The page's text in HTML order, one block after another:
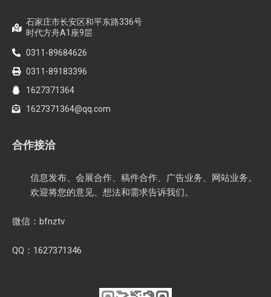
石家庄市长安区和平东路336号
时代方舟A1座9层
0311-89684626
0311-89183396
1627371364
1627371364@qq.com
合作接洽
信息发布、会展合作、稿件合作、广告业务、网站业务。
欢迎将您的意见、想法和需求告诉我们。
微信：bfnztv
QQ：1627371346